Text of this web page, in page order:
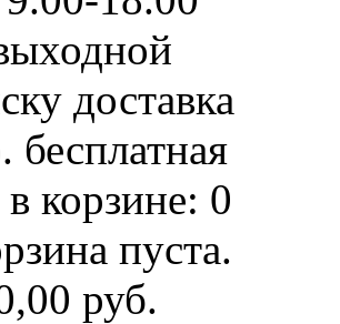
доставка
бесплатная
корзине: 0
пуста.
руб.